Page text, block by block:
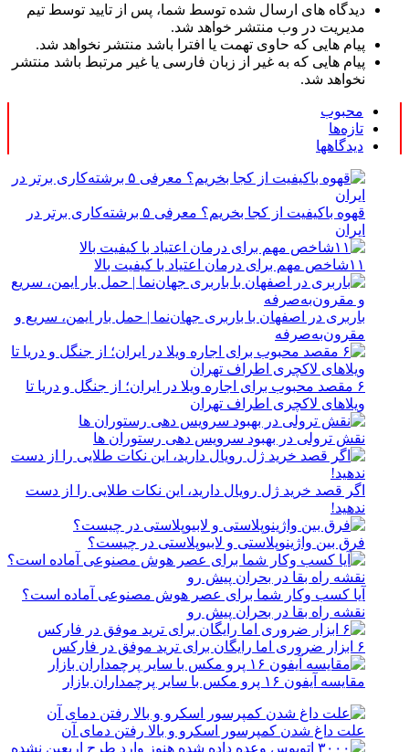
دیدگاه های ارسال شده توسط شما، پس از تایید توسط تیم
مدیریت در وب منتشر خواهد شد.
پیام هایی که حاوی تهمت یا افترا باشد منتشر نخواهد شد.
پیام هایی که به غیر از زبان فارسی یا غیر مرتبط باشد منتشر
نخواهد شد.
محبوب
تازه‌ها
دیدگاهها
قهوه باکیفیت از کجا بخریم؟ معرفی ۵ برشته‌کاری برتر در
ایران
۱۱شاخص مهم برای درمان اعتیاد با کیفیت بالا
باربری در اصفهان با باربری جهان‌نما | حمل بار ایمن، سریع و
مقرون‌به‌صرفه
۶ مقصد محبوب برای اجاره ویلا در ایران؛ از جنگل و دریا تا
ویلاهای لاکچری اطراف تهران
نقش ترولی در بهبود سرویس دهی رستوران ها
اگر قصد خرید ژل رویال دارید، این نکات طلایی را از دست
ندهید!
فرق بین واژینوپلاستی و لابیوپلاستی در چیست؟
آیا کسب وکار شما برای عصر هوش مصنوعی آماده است؟
نقشه راه بقا در بحران پیش رو
۶ ابزار ضروری اما رایگان برای ترید موفق در فارکس
مقایسه آیفون ۱۶ پرو مکس با سایر پرچمداران بازار
علت داغ شدن کمپرسور اسکرو و بالا رفتن دمای آن